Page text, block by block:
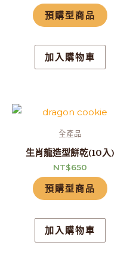
預購型商品
加入購物車
全產品
生肖龍造型餅乾(10入)
NT$650
預購型商品
加入購物車